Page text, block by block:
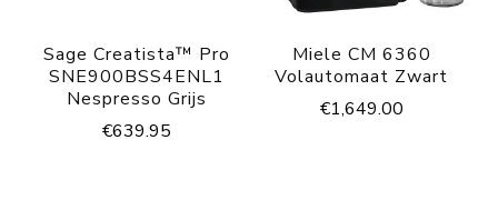
Sage Creatista™ Pro
SNE900BSS4ENL1
Nespresso Grijs
€639.95
Miele CM 6360
Volautomaat Zwart
€1,649.00